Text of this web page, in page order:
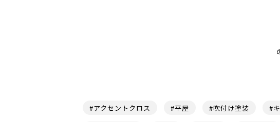
#アクセントクロス #平屋 #吹付け塗装 #